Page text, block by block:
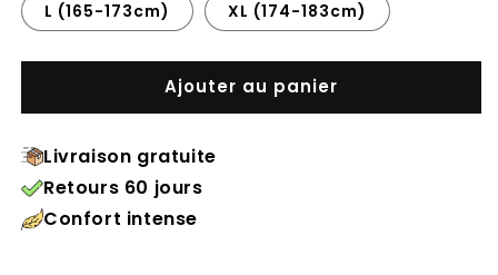
L (165-173cm) XL (174-183cm)
Ajouter au panier
Livraison gratuite
Retours 60 jours
Confort intense